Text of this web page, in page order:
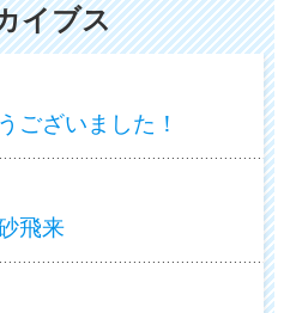
イブス
ざいました！
飛来